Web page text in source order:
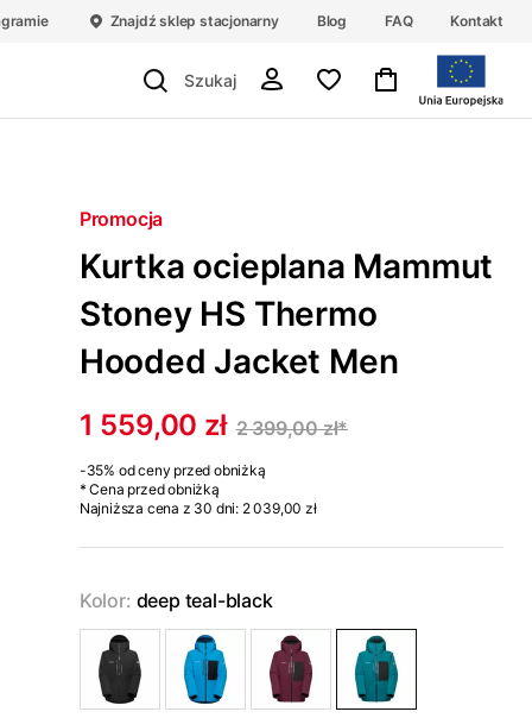
Znajdź sklep stacjonarny Blog FAQ Kontakt
Promocja
Kurtka ocieplana Mammut
Stoney HS Thermo
Hooded Jacket Men
1 559,00 zł 2 399,00 zł*
-35% od ceny przed obniżką
* Cena przed obniżką
Najniższa cena z 30 dni: 2 039,00 zł
Kolor: deep teal-black